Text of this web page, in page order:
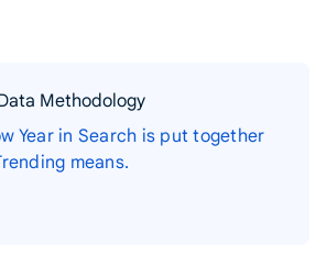
Methodology
Year in Search is put together
means.